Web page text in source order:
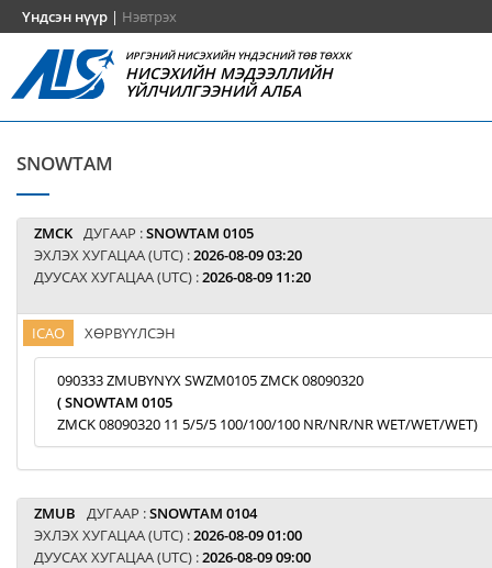
Үндсэн нүүр | Нэвтрэх
ИРГЭНИЙ НИСЭХИЙН ҮНДЭСНИЙ ТӨВ ТӨХХК
НИСЭХИЙН МЭДЭЭЛЛИЙН
ҮЙЛЧИЛГЭЭНИЙ АЛБА
SNOWTAM
ZMCK ДУГААР :SNOWTAM 0105
ЭХЛЭХ ХУГАЦАА (UTC) :2026-08-09 03:20
ДУУСАХ ХУГАЦАА (UTC) :2026-08-09 11:20
ICAO ХӨРВҮҮЛСЭН
090333 ZMUBYNYX SWZM0105 ZMCK 08090320
( SNOWTAM 0105
ZMCK 08090320 11 5/5/5 100/100/100 NR/NR/NR WET/WET/WET)
ZMUB ДУГААР :SNOWTAM 0104
ЭХЛЭХ ХУГАЦАА (UTC) :2026-08-09 01:00
ДУУСАХ ХУГАЦАА (UTC) :2026-08-09 09:00